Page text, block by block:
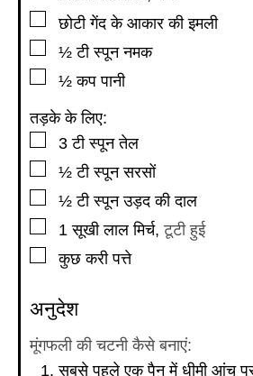
▢
छोटी गेंद के आकार की इमली
▢
½ टी स्पूननमक
▢
½ कप पानी
तड़के के लिए:
▢
3 टी स्पूनतेल
▢
½ टी स्पूनसरसों
▢
½ टी स्पूनउड़द की दाल
▢
1 सूखी लाल मिर्च,टूटी हुई
▢
कुछ करी पत्ते
अनुदेश
मूंगफली की चटनी कैसे बनाएं:
सबसे पहले एक पैन में धीमी आंच